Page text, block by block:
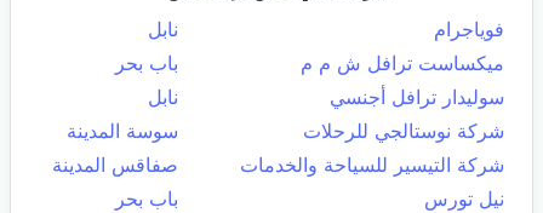
فوياجرام
نابل
ميكساست ترافل ش م م
باب بحر
سوليدار ترافل أجنسي
نابل
شركة نوستالجي للرحلات
سوسة المدينة
شركة التيسير للسياحة والخدمات
صفاقس المدينة
نيل تورس
باب بحر